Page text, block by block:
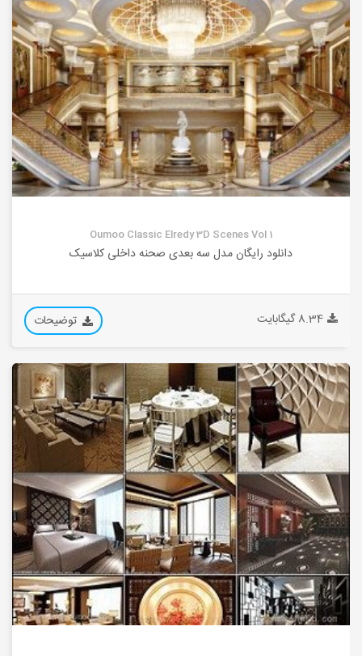
Oumoo Classic Elredy 3D Scenes Vol 1
دانلود رایگان مدل سه بعدی صحنه داخلی کلاسیک
8.34 گیگابایت توضیحات